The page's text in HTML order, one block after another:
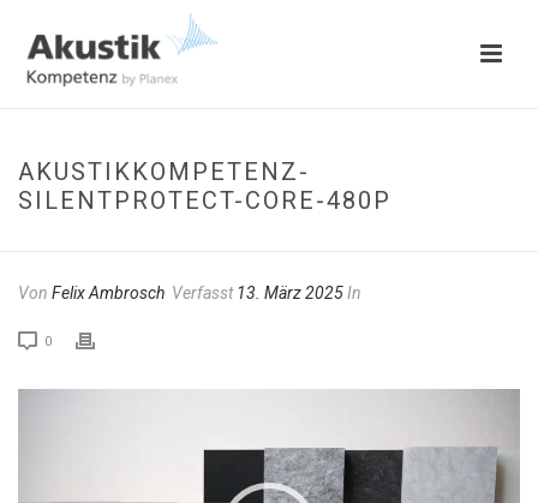
AKUSTIKKOMPETENZ-
SILENTPROTECT-CORE-480P
Von Felix Ambrosch Verfasst13. März 2025In
0